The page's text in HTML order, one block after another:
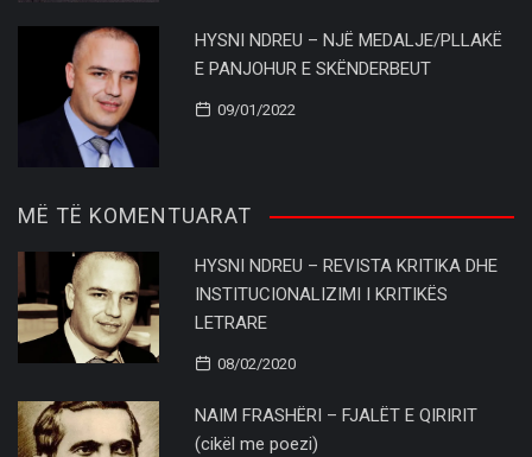
HYSNI NDREU – NJË MEDALJE/PLLAKË
E PANJOHUR E SKËNDERBEUT
09/01/2022
MË TË KOMENTUARAT
HYSNI NDREU – REVISTA KRITIKA DHE
INSTITUCIONALIZIMI I KRITIKËS
LETRARE
08/02/2020
NAIM FRASHËRI – FJALËT E QIRIRIT
(cikël me poezi)